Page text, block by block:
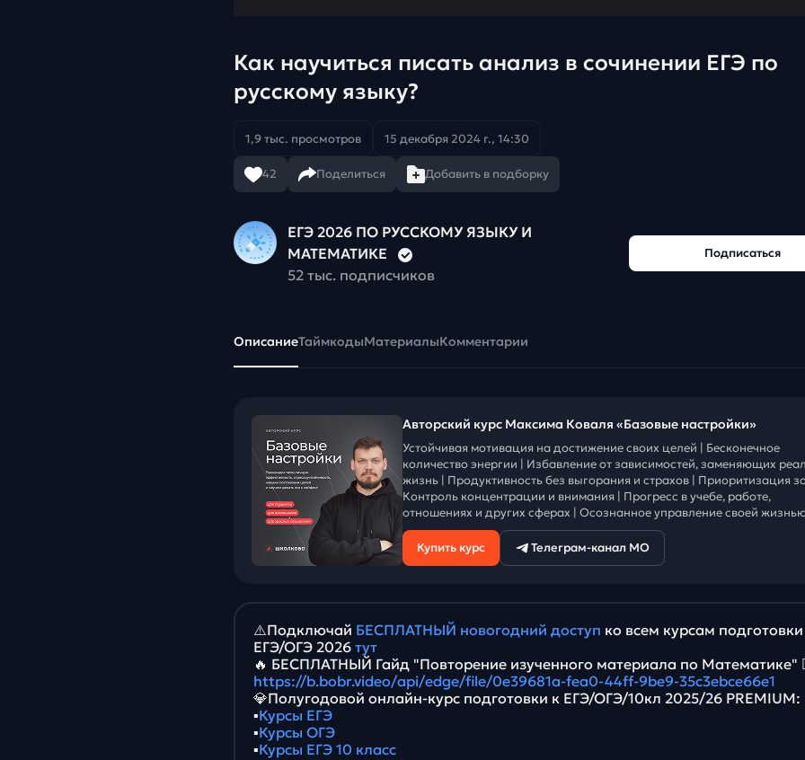
Как научиться писать анализ в сочинении ЕГЭ по
русскому языку?
1,9 тыс. просмотров 15 декабря 2024 г., 14:30
42 Поделиться Добавить в подборку
ЕГЭ 2026 ПО РУССКОМУ ЯЗЫКУ И
МАТЕМАТИКЕ
52 тыс. подписчиков
Подписаться
ОписаниеТаймкодыМатериалыКомментарии
Авторский курс Максима Коваля «Базовые настройки»
Устойчивая мотивация на достижение своих целей | Бесконечное
количество энергии | Избавление от зависимостей, заменяющих
жизнь | Продуктивность без выгорания и страхов | Приоритизация
Контроль концентрации и внимания | Прогресс в учебе, работе,
отношениях и других сферах | Осознанное управление своей
Купить курс Телеграм-канал МО
⚠️Подключай БЕСПЛАТНЫЙ новогодний доступ ко всем курсам
ЕГЭ/ОГЭ 2026 тут
🔥 БЕСПЛАТНЫЙ Гайд "Повторение изученного материала по Математике"
https://b.bobr.video/api/edge/file/0e39681a-fea0-44ff-9be9-35c3ebce66e1
💎Полугодовой онлайн-курс подготовки к ЕГЭ/ОГЭ/10кл 2025/26 PREMIUM:
▪️Курсы ЕГЭ
▪️Курсы ОГЭ
▪️Курсы ЕГЭ 10 класс